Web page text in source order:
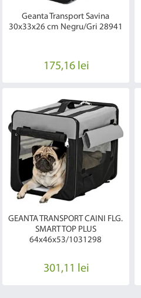
Geanta Transport Savina
30x33x26 cm Negru/Gri 28941
175,16 lei
GEANTA TRANSPORT CAINI FLG.
SMART TOP PLUS
64x46x53/1031298
301,11 lei